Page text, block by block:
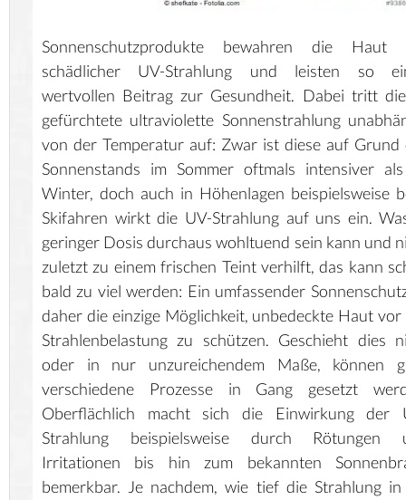
Sonnenschutzprodukte bewahren die Haut
schädlicher UV-Strahlung und leisten so
wertvollen Beitrag zur Gesundheit. Dabei tritt
gefürchtete ultraviolette Sonnenstrahlung
von der Temperatur auf: Zwar ist diese auf Grund
Sonnenstands im Sommer oftmals intensiver
Winter, doch auch in Höhenlagen beispielsweise
Skifahren wirkt die UV-Strahlung auf uns ein.
geringer Dosis durchaus wohltuend sein kann und
zuletzt zu einem frischen Teint verhilft, das kann
bald zu viel werden: Ein umfassender
daher die einzige Möglichkeit, unbedeckte Haut vor
Strahlenbelastung zu schützen. Geschieht dies
oder in nur unzureichendem Maße, können
verschiedene Prozesse in Gang gesetzt
Oberflächlich macht sich die Einwirkung der
Strahlung beispielsweise durch Rötungen
Irritationen bis hin zum bekannten
bemerkbar. Je nachdem, wie tief die Strahlung